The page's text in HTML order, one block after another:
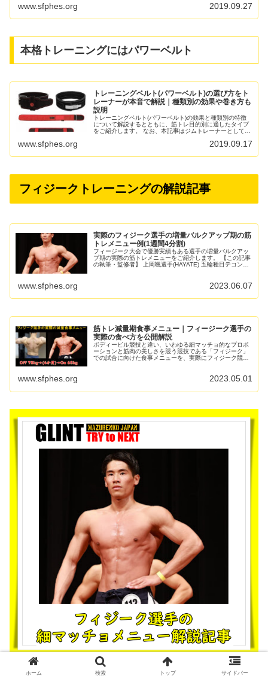
www.sfphes.org 2019.09.27
本格トレーニングにはパワーベルト
トレーニングベルト(パワーベルト)の選び方をト
レーナーが本音で解説｜種類別の効果や巻き方も
説明
トレーニングベルト(パワーベルト)の効果と種類別の特徴
について解説するとともに、筋トレ目的別に適したタイプ
をご紹介します。 なお、本記事はジムトレーナーとして20
www.sfphes.org 2019.09.17
フィジークトレーニングの解説記事
実際のフィジーク選手の増量バルクアップ期の筋
トレメニュー例(1週間4分割)
フィージーク大会で優勝実績もある選手の増量バルクアッ
プ期の実際の筋トレメニューをご紹介します。 【この記事
の執筆・監修者】 上岡颯選手(HAYATE) 五輪種目テコンド
www.sfphes.org 2023.06.07
筋トレ減量期食事メニュー｜フィージーク選手の
実際の食べ方を公開解説
ボディービル競技と違い、いわゆる細マッチョ的なプロポ
ーションと筋肉の美しさを競う競技である「フィジーク」
での試合に向けた食事メニューを、実際にフィジーク競技
www.sfphes.org 2023.05.01
ホーム 検索 トップ サイドバー